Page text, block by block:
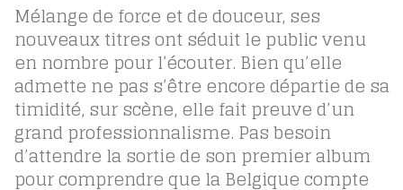
Mélange de force et de douceur, ses
nouveaux titres ont séduit le public venu
en nombre pour l’écouter. Bien qu’elle
admette ne pas s’être encore départie de sa
timidité, sur scène, elle fait preuve d’un
grand professionnalisme. Pas besoin
d’attendre la sortie de son premier album
pour comprendre que la Belgique compte